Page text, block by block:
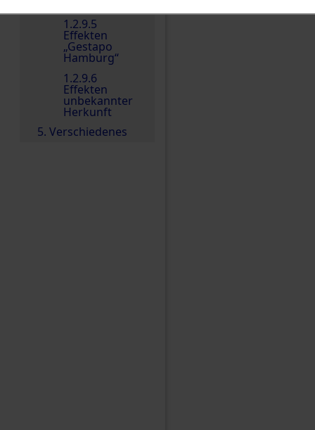
1.2.9.5
Effekten
„Gestapo
Hamburg“
1.2.9.6
Effekten
unbekannter
Herkunft
5. Verschiedenes